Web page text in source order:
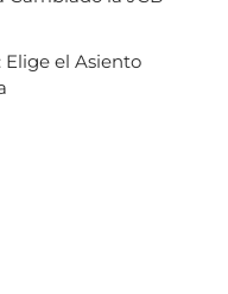
el Asiento